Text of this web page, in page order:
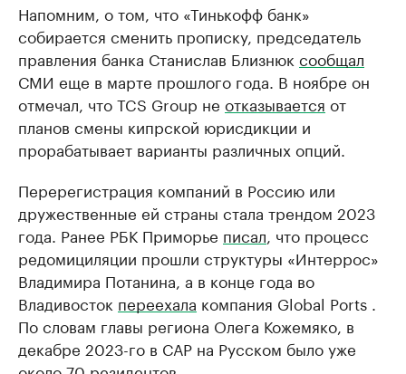
Напомним, о том, что «Тинькофф банк»
собирается сменить прописку, председатель
правления банка Станислав Близнюк сообщал
СМИ еще в марте прошлого года. В ноябре он
отмечал, что TCS Group не отказывается от
планов смены кипрской юрисдикции и
прорабатывает варианты различных опций.
Перерегистрация компаний в Россию или
дружественные ей страны стала трендом 2023
года. Ранее РБК Приморье писал , что процесс
редомициляции прошли структуры «Интеррос»
Владимира Потанина, а в конце года во
Владивосток переехала компания Global Ports .
По словам главы региона Олега Кожемяко, в
декабре 2023-го в САР на Русском было уже